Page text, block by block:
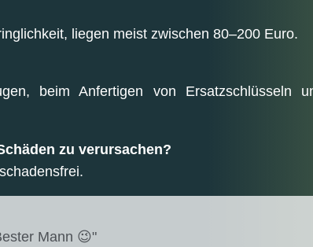
liegen meist zwischen 80–200 Euro.
beim Anfertigen von Ersatzschlüsseln
zu verursachen?
Mann 😉"